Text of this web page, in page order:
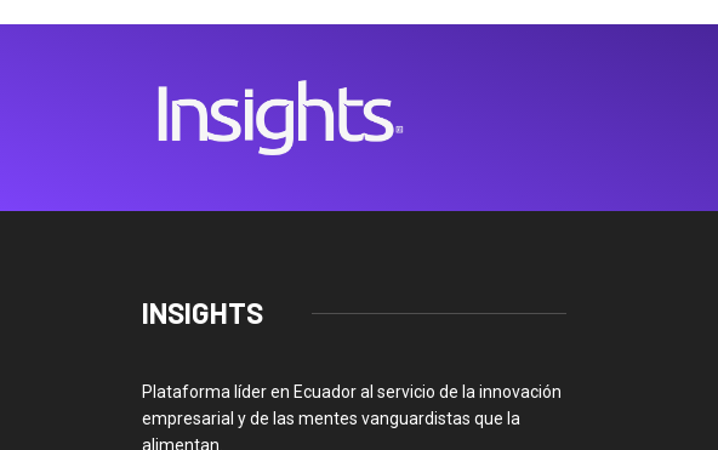
INSIGHTS
Plataforma líder en Ecuador al servicio de la innovación
empresarial y de las mentes vanguardistas que la
alimentan.